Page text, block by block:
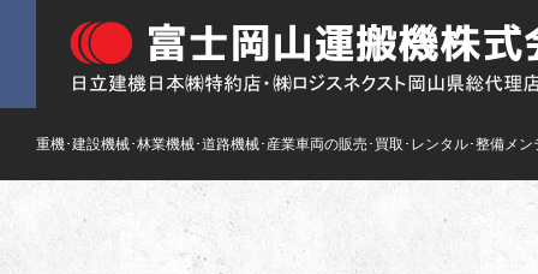
重機･建設機械･林業機械･道路機械･産業車両の販売･買取･レンタル･整備メン